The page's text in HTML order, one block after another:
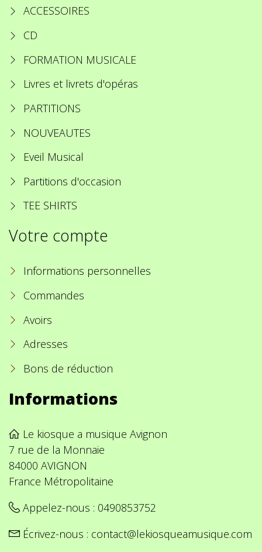
ACCESSOIRES
CD
FORMATION MUSICALE
Livres et livrets d'opéras
PARTITIONS
NOUVEAUTES
Eveil Musical
Partitions d'occasion
TEE SHIRTS
Votre compte
Informations personnelles
Commandes
Avoirs
Adresses
Bons de réduction
Informations
Le kiosque a musique Avignon
7 rue de la Monnaie
84000 AVIGNON
France Métropolitaine
Appelez-nous : 0490853752
Écrivez-nous : contact@lekiosqueamusique.com